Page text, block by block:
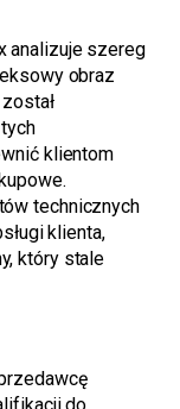
analizuje szereg
obraz
klientom
technicznych
klienta,
który stale